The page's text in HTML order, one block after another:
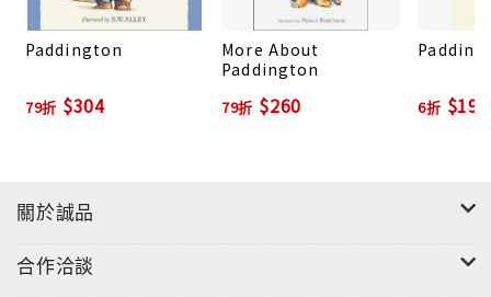
Paddington
79折 $304
More About
Paddington
79折 $260 6折 $198
關於誠品
合作洽談